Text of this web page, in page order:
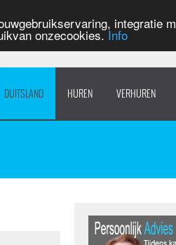
integratie
onzecookies.Info
DUITSLAND HUREN VERHUREN